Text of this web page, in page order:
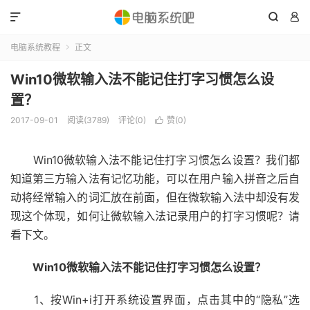
 

电脑系统教程  正文
Win10微软输入法不能记住打字习惯怎么设
置？
2017-09-01 阅读(3789) 评论(0)  赞(0)
Win10微软输入法不能记住打字习惯怎么设置？我们都
知道第三方输入法有记忆功能，可以在用户输入拼音之后自
动将经常输入的词汇放在前面，但在微软输入法中却没有发
现这个体现，如何让微软输入法记录用户的打字习惯呢？请
看下文。
Win10微软输入法不能记住打字习惯怎么设置？
1、按Win+i打开系统设置界面，点击其中的“隐私”选